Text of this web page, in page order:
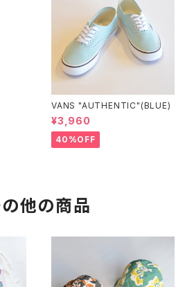
VANS "AUTHENTIC"(BLUE)
¥3,960
40%OFF
の他の商品